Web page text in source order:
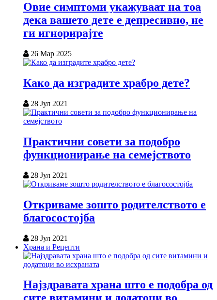
Овие симптоми укажуваат на тоа
дека вашето дете е депресивно, не
ги игнорирајте
26 Мар 2025
Како да изградите храбро дете?
28 Јул 2021
Практични совети за подобро
функционирање на семејството
28 Јул 2021
Откриваме зошто родителството е
благосостојба
28 Јул 2021
Храна и Рецепти
Најздравата храна што е подобра од